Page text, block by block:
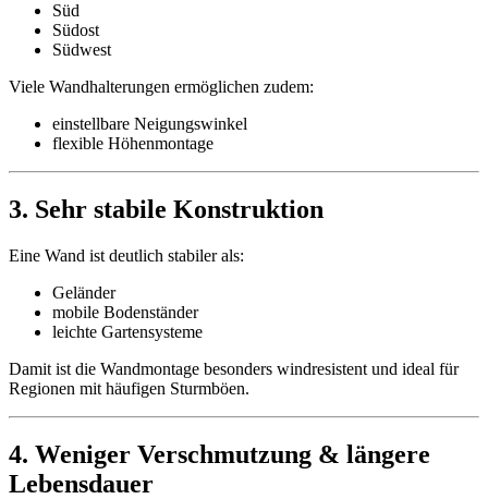
Süd
Südost
Südwest
Viele Wandhalterungen ermöglichen zudem:
einstellbare Neigungswinkel
flexible Höhenmontage
3. Sehr stabile Konstruktion
Eine Wand ist deutlich stabiler als:
Geländer
mobile Bodenständer
leichte Gartensysteme
Damit ist die Wandmontage besonders windresistent und ideal für
Regionen mit häufigen Sturmböen.
4. Weniger Verschmutzung & längere
Lebensdauer